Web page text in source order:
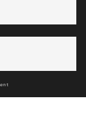
09:00 uur weer